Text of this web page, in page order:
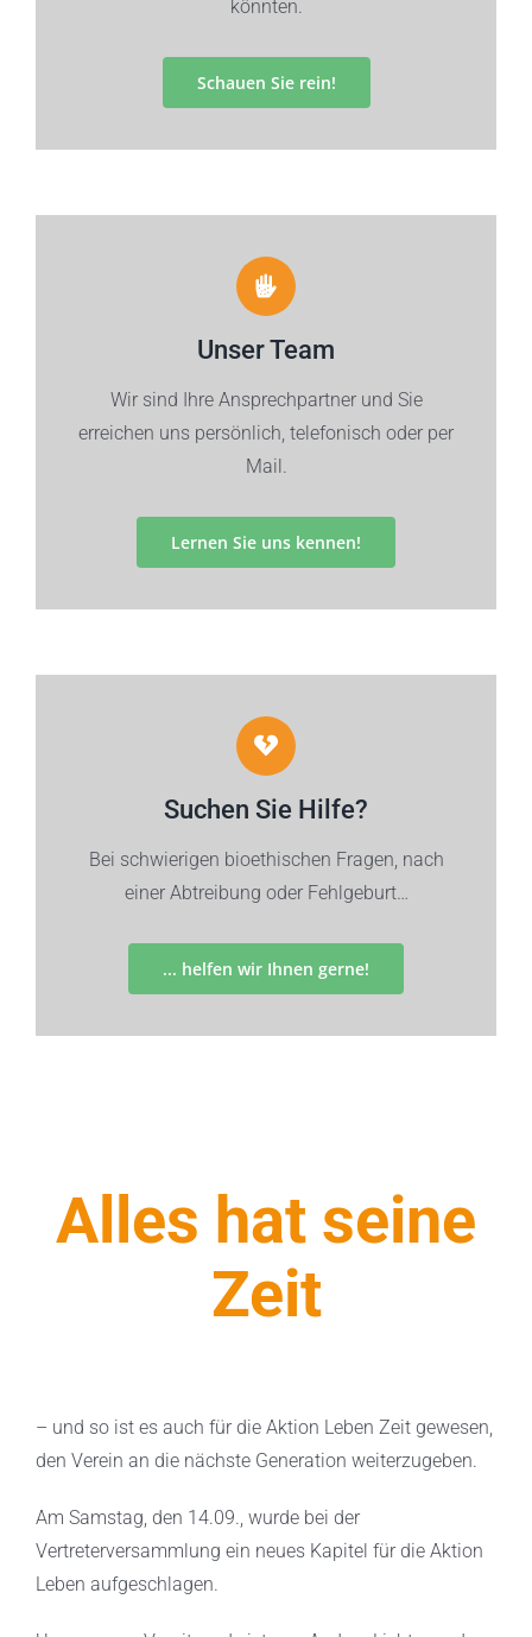
könnten.
Schauen Sie rein!
Unser Team
Wir sind Ihre Ansprechpartner und Sie
erreichen uns persönlich, telefonisch oder per
Mail.
Lernen Sie uns kennen!
Suchen Sie Hilfe?
Bei schwierigen bioethischen Fragen, nach
einer Abtreibung oder Fehlgeburt…
... helfen wir Ihnen gerne!
Alles hat seine
Zeit
– und so ist es auch für die Aktion Leben Zeit gewesen,
den Verein an die nächste Generation weiterzugeben.
Am Samstag, den 14.09., wurde bei der
Vertreterversammlung ein neues Kapitel für die Aktion
Leben aufgeschlagen.